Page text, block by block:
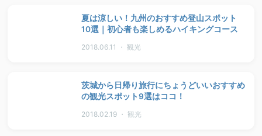
夏は涼しい！九州のおすすめ登山スポット
10選｜初心者も楽しめるハイキングコース
2018.06.11 ・ 観光
茨城から日帰り旅行にちょうどいいおすすめ
の観光スポット9選はココ！
2018.02.19 ・ 観光